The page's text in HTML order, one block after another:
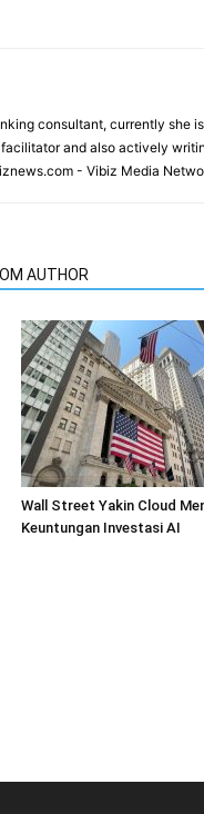
consultant, currently she
and also actively
- Vibiz Media
AUTHOR
Wall Street Yakin Cloud
Keuntungan Investasi AI